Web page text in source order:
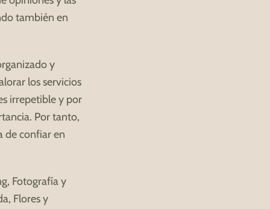
también en
y
los servicios
irrepetible y por
Por tanto,
de confiar en
Fotografía y
Flores y